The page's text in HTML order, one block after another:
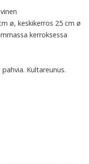
ø, keskikerros 25 cm ø
kerroksessa
Kultareunus.